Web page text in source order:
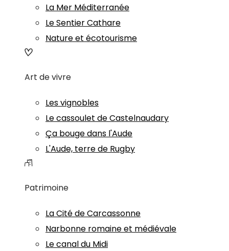
La Mer Méditerranée
Le Sentier Cathare
Nature et écotourisme
Art de vivre
Les vignobles
Le cassoulet de Castelnaudary
Ça bouge dans l'Aude
L'Aude, terre de Rugby
Patrimoine
La Cité de Carcassonne
Narbonne romaine et médiévale
Le canal du Midi